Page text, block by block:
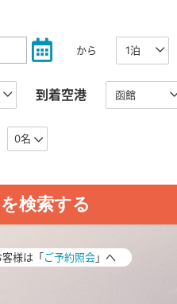
から
到着空港
0名
様は「ご予約照会」へ